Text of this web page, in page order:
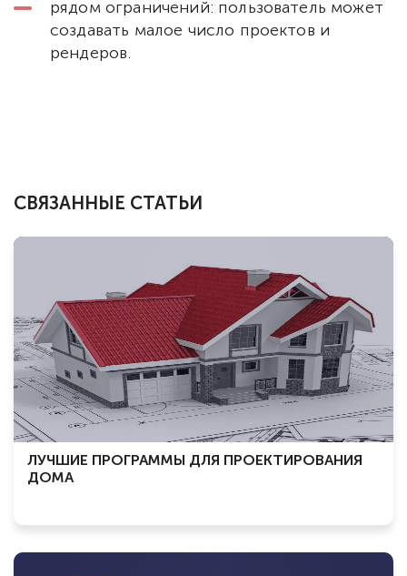
рядом ограничений: пользователь может
создавать малое число проектов и
рендеров.
СВЯЗАННЫЕ СТАТЬИ
ЛУЧШИЕ ПРОГРАММЫ ДЛЯ ПРОЕКТИРОВАНИЯ
ДОМА